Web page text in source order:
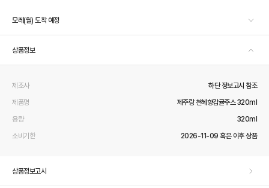
모레(월) 도착 예정
상품정보
제조사
하단 정보고시 참조
제품명
제주랑 천혜향감귤주스 320ml
용량
320ml
소비기한
2026-11-09 혹은 이후 상품
상품정보고시